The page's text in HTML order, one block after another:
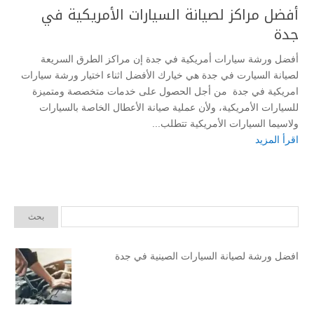
أفضل مراكز لصيانة السيارات الأمريكية في
جدة
أفضل ورشة سيارات أمريكية في جدة إن مراكز الطرق السريعة
لصيانة السيارت في جدة هي خيارك الأفضل اثناء اختيار ورشة سيارات
امريكية في جدة من أجل الحصول على خدمات متخصصة ومتميزة
للسيارات الأمريكية، ولأن عملية صيانة الأعطال الخاصة بالسيارات
ولاسيما السيارات الأمريكية تتطلب...
اقرأ المزيد
افضل ورشة لصيانة السيارات الصينية في جدة